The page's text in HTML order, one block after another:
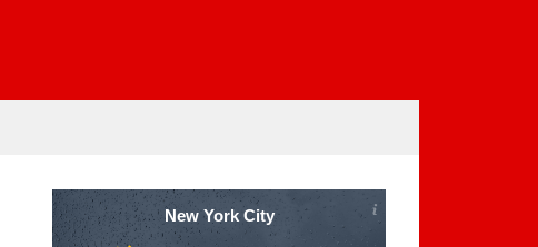
New York City